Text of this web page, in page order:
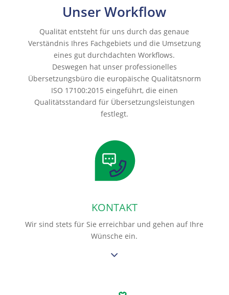
Unser Workflow
Qualität entsteht für uns durch das genaue
Verständnis Ihres Fachgebiets und die Umsetzung
eines gut durchdachten Workflows.
Deswegen hat unser professionelles
Übersetzungsbüro die europäische Qualitätsnorm
ISO 17100:2015 eingeführt, die einen
Qualitätsstandard für Übersetzungsleistungen
festlegt.
KONTAKT
Wir sind stets für Sie erreichbar und gehen auf Ihre
Wünsche ein.